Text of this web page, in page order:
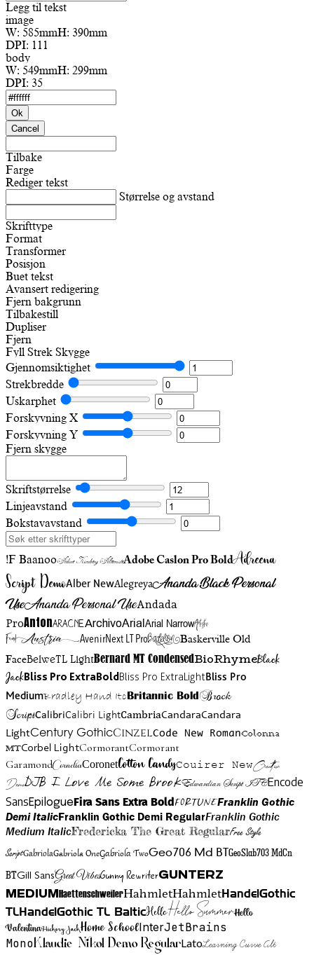
Legg til tekst
image
W: 585mmH: 390mm
DPI: 111
body
W: 549mmH: 299mm
DPI: 35
Ok
Cancel
Tilbake
Farge
Rediger tekst
Størrelse og avstand
Skrifttype
Format
Transformer
Posisjon
Buet tekst
Avansert redigering
Fjern bakgrunn
Tilbakestill
Dupliser
Fjern
Fyll Strek Skygge
Gjennomsiktighet
Strekbredde
Uskarphet
Forskyvning X
Forskyvning Y
Fjern skygge
Skriftstørrelse
Linjeavstand
Bokstavavstand
!F BaanooAdine Kirnberg AlternateAdobe Caslon Pro BoldAdreena
Script DemoAlber NewAlegreyaAnanda Black Personal
UseAnanda Personal UseAndada
ProAntonAracneArchivoArialArial NarrowArtistic
FriendAustriaAvenirNext LT ProBadelionBaskerville Old
FaceBelweTL LightBernard MT CondensedBioRhymeBlack
JackBliss Pro ExtraBoldBliss Pro ExtraLightBliss Pro
MediumBradley Hand Itc Britannic Bold Brock
ScriptCalibriCalibri LightCambriaCandaraCandara
LightCentury GothicCinzelCode New RomanColonna
MTCorbel LightCormorantCormorant
GaramondCorneliaCoronetCotton CandyCouirer NewCreattion
DemoDJB I Love Me Some BrookEdwardian Script ITCEncode
SansEpilogueFira Sans Extra BoldFortuneFranklin Gothic
Demi ItalicFranklin Gothic Demi RegularFranklin Gothic
Medium ItalicFredericka The Great RegularFree Style
ScriptGabriolaGabriola OneGabriola TwoGeo706 Md BTGeoSlab703 MdCn
BTGill SansGreat VibesGunny RewriterGunterz
Medium HaettenschweilerHahmletHahmletHandelGothic
TLHandelGothic TL BalticHelloHello SummerHello
ValentinaHickory JackHome SchoolInterJetBrains
MonoKlaudie Nikol Demo RegularLatoLearning Curve Alt